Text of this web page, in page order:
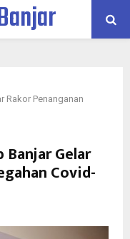
Rakor Penanganan
Banjar Gelar
Covid-